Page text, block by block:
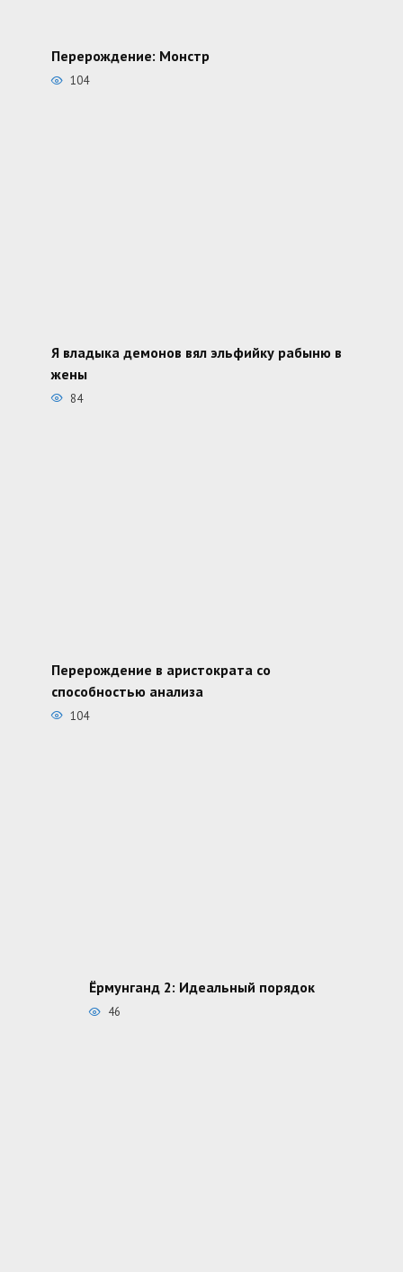
Перерождение: Монстр
104
Я владыка демонов вял эльфийку рабыню в
жены
84
Перерождение в аристократа со
способностью анализа
104
Ёрмунганд 2: Идеальный порядок
46